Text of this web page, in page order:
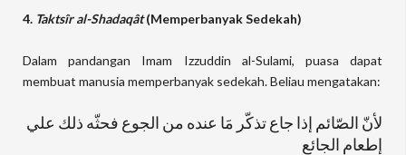
4. Taktsîr al-Shadaqât(Memperbanyak Sedekah)
Dalam pandangan Imam Izzuddin al-Sulami, puasa dapat
membuat manusia memperbanyak sedekah. Beliau mengatakan:
لأنّ الصّائم إذا جاع تذكّر مَا عنده من الجوع فحثّه ذلك علي
إطعام الجائع